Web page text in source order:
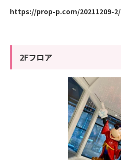
https://prop-p.com/20211209-2/
2Fフロア